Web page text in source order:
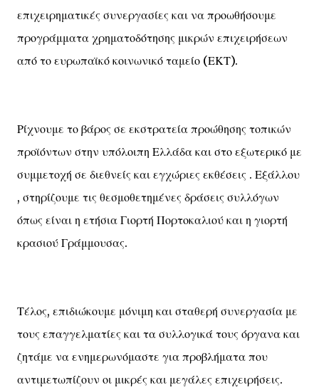
επιχειρηματικές συνεργασίες και να προωθήσουμε
προγράμματα χρηματοδότησης μικρών επιχειρήσεων
από το ευρωπαϊκό κοινωνικό ταμείο (ΕΚΤ).
Ρίχνουμε το βάρος σε εκστρατεία προώθησης τοπικών
προϊόντων στην υπόλοιπη Ελλάδα και στο εξωτερικό με
συμμετοχή σε διεθνείς και εγχώριες εκθέσεις . Εξάλλου
, στηρίζουμε τις θεσμοθετημένες δράσεις συλλόγων
όπως είναι η ετήσια Γιορτή Πορτοκαλιού και η γιορτή
κρασιού Γράμμουσας.
Τέλος, επιδιώκουμε μόνιμη και σταθερή συνεργασία με
τους επαγγελματίες και τα συλλογικά τους όργανα και
ζητάμε να ενημερωνόμαστε για προβλήματα που
αντιμετωπίζουν οι μικρές και μεγάλες επιχειρήσεις.